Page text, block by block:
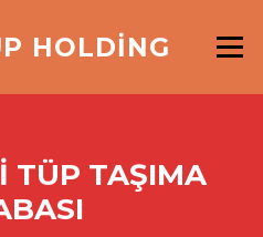
HOLDİNG Menü
TÜP TAŞIMA